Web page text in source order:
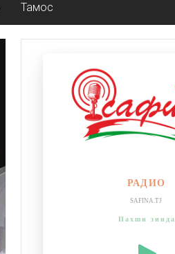
Тамос
РАДИО
SAFINA.TJ
Пахши зинда